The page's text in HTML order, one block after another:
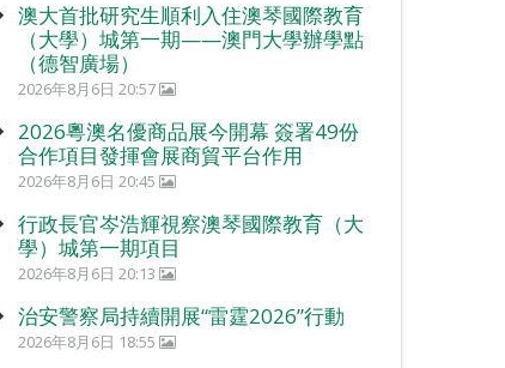
澳大首批研究生順利入住澳琴國際教育
（大學）城第一期——澳門大學辦學點
（德智廣場）
2026年8月6日 20:57
2026粵澳名優商品展今開幕 簽署49份
合作項目發揮會展商貿平台作用
2026年8月6日 20:45
行政長官岑浩輝視察澳琴國際教育（大
學）城第一期項目
2026年8月6日 20:13
治安警察局持續開展“雷霆2026”行動
2026年8月6日 18:55